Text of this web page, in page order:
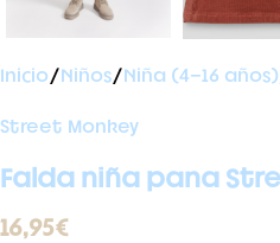
Inicio Niños Niña (4-16 años)
Street Monkey
Falda niña pana
16,95€